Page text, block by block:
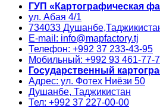
ГУП «Картографическая
ул. Абая 4/1
734033 Душанбе,
E-mail: info@mapfactory.tj
Телефон: +992 37 233-43-95
Мобильный: +992 93 461-77-
Государственный
Адрес: ул. Фотех Ниёзи 50
Душанбе, Таджикистан
Тел: +992 37 227-00-00